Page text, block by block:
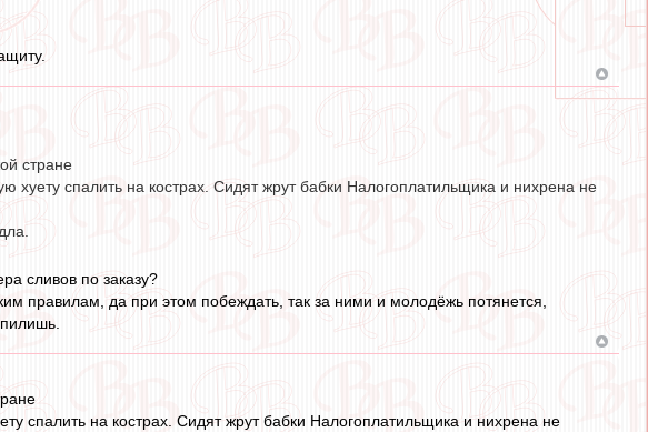
стране
спалить на кострах. Сидят жрут бабки Налогоплатильщика и нихрена не
сливов по заказу?
правилам, да при этом побеждать, так за ними и молодёжь потянется,
спалить на кострах. Сидят жрут бабки Налогоплатильщика и нихрена не